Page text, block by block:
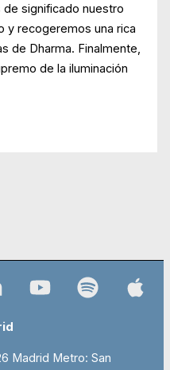
de significado nuestro
y recogeremos una rica
de Dharma. Finalmente,
de la iluminación
Madrid Metro: San